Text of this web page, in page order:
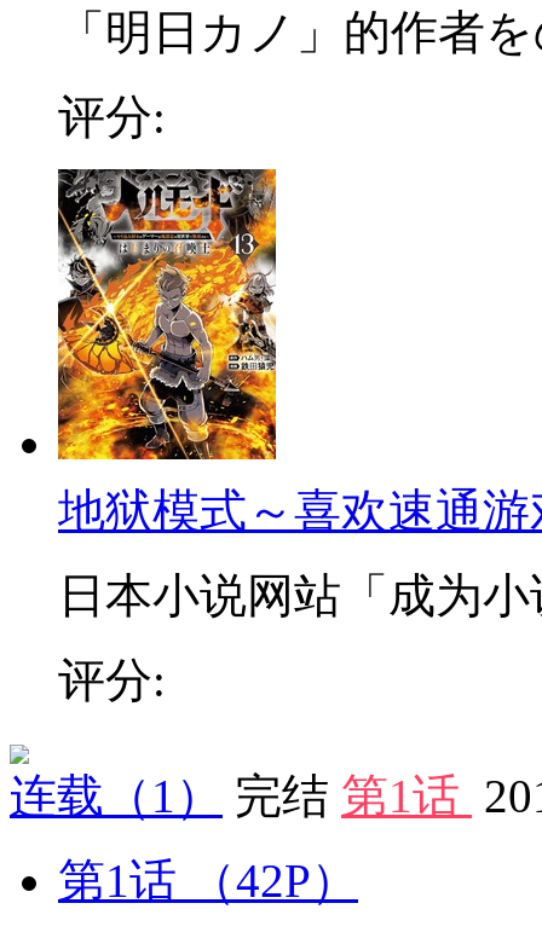
「明日カノ」的作者
评分:
地狱模式～喜欢速通
日本小说网站「成为
评分:
连载 （1） 完结 第1话
第1话
（42P）